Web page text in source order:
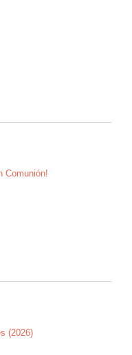
Comunión!
(2026)